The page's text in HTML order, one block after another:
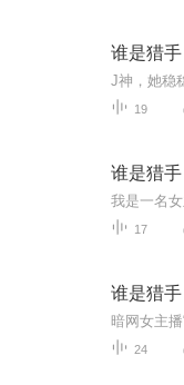
谁是猎手
19
谁是猎手
17
谁是猎手
24